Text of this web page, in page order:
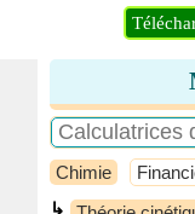
Chimie
↳